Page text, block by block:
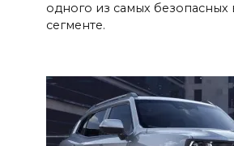
одного из самых безопасных
сегменте.